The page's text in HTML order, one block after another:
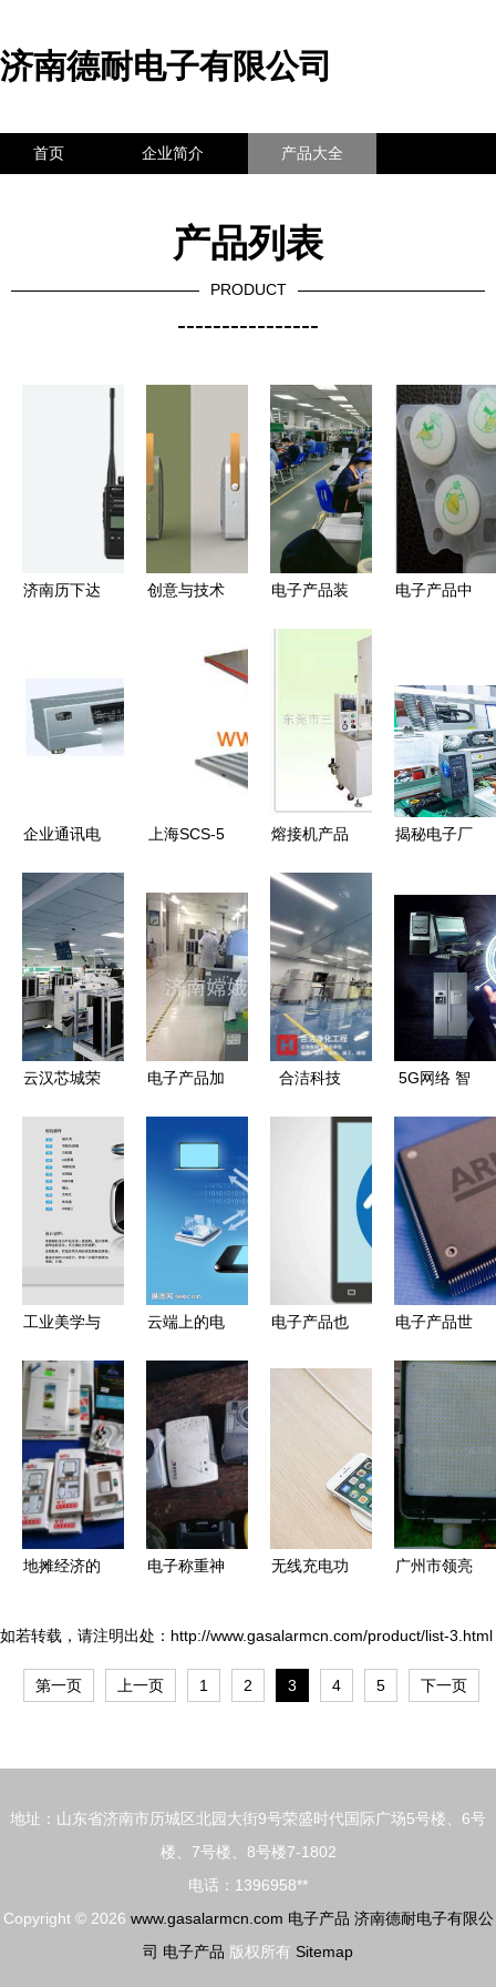
济南德耐电子有限公司
首页 企业简介 产品大全
产品列表
PRODUCT
----------------
济南历下达
选热销电子
产品，引领
科技生活新
创意与技术
ZCOOL最
电子产品装
电子产品中
价格、厂家
与图片全解
析
企业通讯电
链 批发、
供应与厂家
的关键角色
解析
上海SCS-5
产品选购指
南 价格、
厂家与市场
分析
熔接机产品
页 先进电
子技术与精
密工程的融
合
揭秘电子厂
境 你所不
知道的制造
一线
云汉芯城荣
业数字化团
体标准创新
培育企业，
引领电子产
智化新篇章
电子产品加
代制造的核
心与视觉呈
合洁科技
5G网络 智
的革命性引
工业美学与
融合 电子
产品排版的
现代演进
云端上的电
实体到虚拟
的进化
电子产品也
高温安全使
电子产品世
程
地摊经济的
小商品城与
深圳赛格的
生意经
电子称重神
精确称重，
14件电子配
件套装，
无线充电功
50W，对电
子产品体验
影响几何？
广州市领亮
打造创新科
技，点亮智
能生活
如若转载，请注明出处：http://www.gasalarmcn.com/product/list-3.html
第一页 上一页 1 2 3 4 5 下一页
地址：山东省济南市历城区北园大街9号荣盛时代国际广场5号楼、6号
楼、7号楼、8号楼7-1802
电话：1396958**
Copyright © 2026 www.gasalarmcn.com 电子产品 济南德耐电子有限公
司 电子产品 版权所有 Sitemap